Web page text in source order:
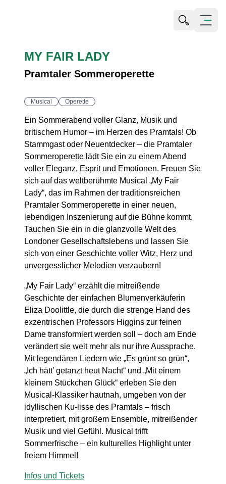
Suche
Menü
MY FAIR LADY
Pramtaler Sommeroperette
Musical Operette
Ein Sommerabend voller Glanz, Musik und
britischem Humor – im Herzen des Pramtals! Ob
Stammgast oder Neuentdecker – die Pramtaler
Sommeroperette lädt Sie ein zu einem Abend
voller Eleganz, Esprit und Emotionen. Freuen Sie
sich auf das weltberühmte Musical „My Fair
Lady“, das im Rahmen der traditionsreichen
Pramtaler Sommeroperette in einer neuen,
lebendigen Inszenierung auf die Bühne kommt.
Tauchen Sie ein in die glanzvolle Welt des
Londoner Gesellschaftslebens und lassen Sie
sich von einer Geschichte voller Witz, Herz und
unvergesslicher Melodien verzaubern!
„My Fair Lady“ erzählt die mitreißende
Geschichte der einfachen Blumenverkäuferin
Eliza Doolittle, die durch die strenge Hand des
exzentrischen Professors Higgins zur feinen
Dame transformiert werden soll – doch am Ende
verändert sie weit mehr als nur ihre Aussprache.
Mit legendären Liedern wie „Es grünt so grün“,
„Ich hätt’ getanzt heut Nacht“ und „Mit einem
kleinem Stückchen Glück“ erleben Sie den
Musical-Klassiker hautnah, umgeben von der
idyllischen Ku-lisse des Pramtals – frisch
interpretiert, mit großem Ensemble, mitreißender
Musik und viel Gefühl. Musical trifft
Sommerfrische – ein kulturelles Highlight unter
freiem Himmel!
Infos und Tickets